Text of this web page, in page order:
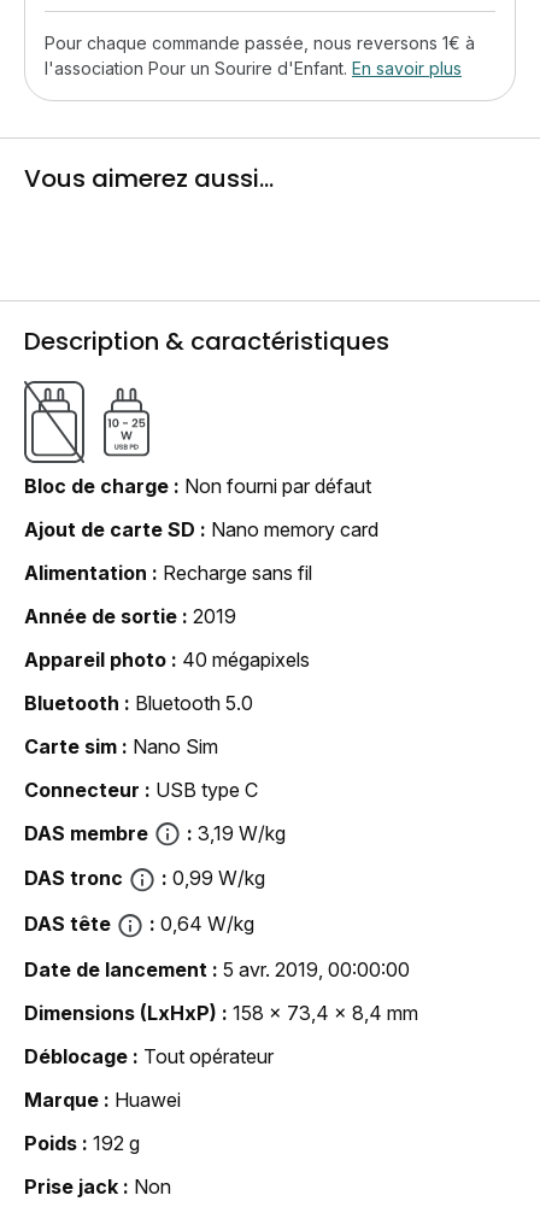
Pour chaque commande passée, nous reversons 1€ à
l'association Pour un Sourire d'Enfant. En savoir plus
Vous aimerez aussi...
Description & caractéristiques
Bloc de charge
Non fourni par défaut
Ajout de carte SD
Nano memory card
Alimentation
Recharge sans fil
Année de sortie
2019
Appareil photo
40 mégapixels
Bluetooth
Bluetooth 5.0
Carte sim
Nano Sim
Connecteur
USB type C
DAS membre
3,19 W/kg
DAS tronc
0,99 W/kg
DAS tête
0,64 W/kg
Date de lancement
5 avr. 2019, 00:00:00
Dimensions (LxHxP)
158 x 73,4 x 8,4 mm
Déblocage
Tout opérateur
Marque
Huawei
Poids
192 g
Prise jack
Non